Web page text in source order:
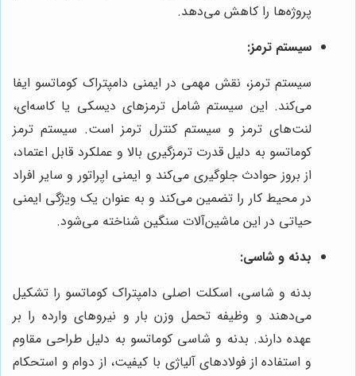
پروژه‌ها را کاهش می‌دهد.
سیستم ترمز:
سیستم ترمز، نقش مهمی در ایمنی دامپتراک کوماتسو ایفا
می‌کند. این سیستم شامل ترمزهای دیسکی یا کاسه‌ای،
لنت‌های ترمز و سیستم کنترل ترمز است. سیستم ترمز
کوماتسو به دلیل قدرت ترمزگیری بالا و عملکرد قابل اعتماد،
از بروز حوادث جلوگیری می‌کند و ایمنی اپراتور و سایر افراد
در محیط کار را تضمین می‌کند و به عنوان یک ویژگی ایمنی
حیاتی در این ماشین‌آلات سنگین شناخته می‌شود.
بدنه و شاسی:
بدنه و شاسی، اسکلت اصلی دامپتراک کوماتسو را تشکیل
می‌دهند و وظیفه تحمل وزن بار و نیروهای وارده را بر
عهده دارند. بدنه و شاسی کوماتسو به دلیل طراحی مقاوم
و استفاده از فولادهای آلیاژی با کیفیت، از دوام و استحکام